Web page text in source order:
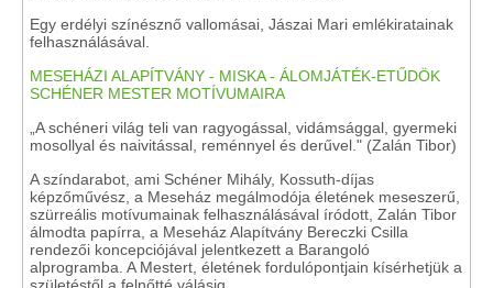
Egy erdélyi színésznő vallomásai, Jászai Mari emlékiratainak
felhasználásával.
MESEHÁZI ALAPÍTVÁNY - MISKA - ÁLOMJÁTÉK-ETŰDÖK
SCHÉNER MESTER MOTÍVUMAIRA
„A schéneri világ teli van ragyogással, vidámsággal, gyermeki
mosollyal és naivitással, reménnyel és derűvel." (Zalán Tibor)
A színdarabot, ami Schéner Mihály, Kossuth-díjas
képzőművész, a Meseház megálmodója életének meseszerű,
szürreális motívumainak felhasználásával íródott, Zalán Tibor
álmodta papírra, a Meseház Alapítvány Bereczki Csilla
rendezői koncepciójával jelentkezett a Barangoló
alprogramba. A Mestert, életének fordulópontjain kísérhetjük a